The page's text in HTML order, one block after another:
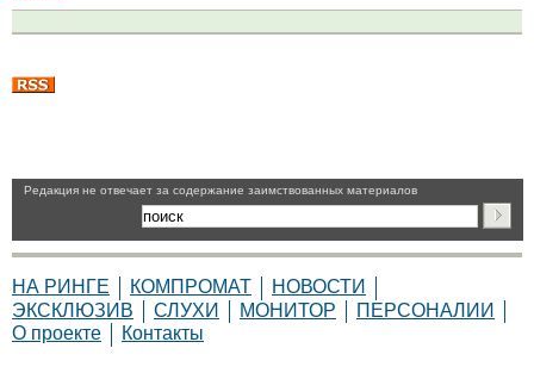
Pедакция не отвечает за содержание заимствованных материалов
НА РИНГЕ КОМПРОМАТ
НОВОСТИ
ЭКСКЛЮЗИВ
СЛУХИ МОНИТОР
ПЕРСОНАЛИИ
О проекте
Контакты